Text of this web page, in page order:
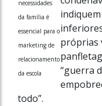
necessidades
da família é
essencial para o
marketing de
relacionamento
da escola
próprias
“guerra
todo”.